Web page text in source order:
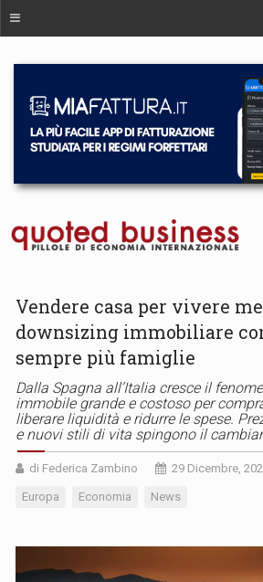
Vendere casa per vivere
downsizing immobiliare
sempre più famiglie
Dalla Spagna all’Italia cresce il
immobile grande e costoso per
liberare liquidità e ridurre le spese.
e nuovi stili di vita spingono il
di Federica Zambino 29 Dicembre,
Europa Economia News